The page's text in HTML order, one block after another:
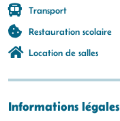
Transport
Restauration scolaire
Location de salles
Informations légales